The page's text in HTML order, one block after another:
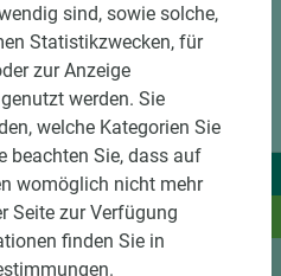
sind, sowie solche,
Statistikzwecken, für
zur Anzeige
werden. Sie
welche Kategorien Sie
beachten Sie, dass auf
womöglich nicht mehr
Seite zur Verfügung
finden Sie in